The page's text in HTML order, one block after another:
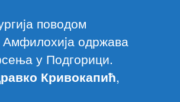
поводом
Амфилохиjа одржава
у Подгорици.
Кривокапић,